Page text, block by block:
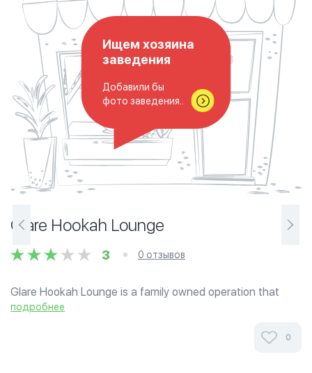
Ищем хозяина
заведения
Добавили бы
фото заведения..
Glare Hookah Lounge
3 0 отзывов
Glare Hookah Lounge is a family owned operation that
serves premium hookahs and delightful halal food.
подробнее
0